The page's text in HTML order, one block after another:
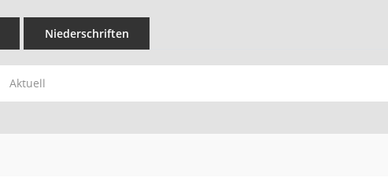
Niederschriften
Aktuell